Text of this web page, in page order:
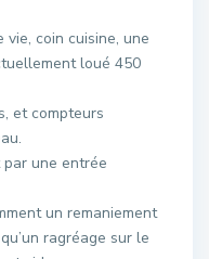
coin cuisine, une
loué 450
et compteurs
par une entrée
un remaniement
ragréage sur le